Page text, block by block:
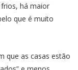
há maior
que é muito
que as casas estão